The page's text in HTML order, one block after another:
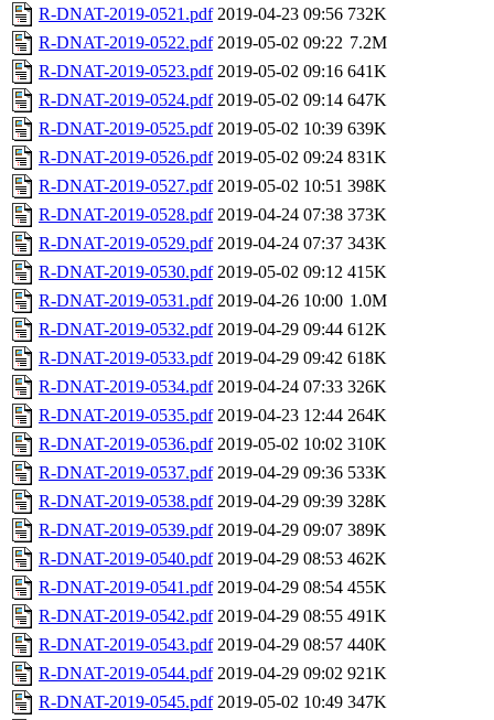
R-DNAT-2019-0521.pdf 2019-04-23 09:56 732K
R-DNAT-2019-0522.pdf 2019-05-02 09:22 7.2M
R-DNAT-2019-0523.pdf 2019-05-02 09:16 641K
R-DNAT-2019-0524.pdf 2019-05-02 09:14 647K
R-DNAT-2019-0525.pdf 2019-05-02 10:39 639K
R-DNAT-2019-0526.pdf 2019-05-02 09:24 831K
R-DNAT-2019-0527.pdf 2019-05-02 10:51 398K
R-DNAT-2019-0528.pdf 2019-04-24 07:38 373K
R-DNAT-2019-0529.pdf 2019-04-24 07:37 343K
R-DNAT-2019-0530.pdf 2019-05-02 09:12 415K
R-DNAT-2019-0531.pdf 2019-04-26 10:00 1.0M
R-DNAT-2019-0532.pdf 2019-04-29 09:44 612K
R-DNAT-2019-0533.pdf 2019-04-29 09:42 618K
R-DNAT-2019-0534.pdf 2019-04-24 07:33 326K
R-DNAT-2019-0535.pdf 2019-04-23 12:44 264K
R-DNAT-2019-0536.pdf 2019-05-02 10:02 310K
R-DNAT-2019-0537.pdf 2019-04-29 09:36 533K
R-DNAT-2019-0538.pdf 2019-04-29 09:39 328K
R-DNAT-2019-0539.pdf 2019-04-29 09:07 389K
R-DNAT-2019-0540.pdf 2019-04-29 08:53 462K
R-DNAT-2019-0541.pdf 2019-04-29 08:54 455K
R-DNAT-2019-0542.pdf 2019-04-29 08:55 491K
R-DNAT-2019-0543.pdf 2019-04-29 08:57 440K
R-DNAT-2019-0544.pdf 2019-04-29 09:02 921K
R-DNAT-2019-0545.pdf 2019-05-02 10:49 347K